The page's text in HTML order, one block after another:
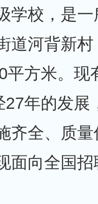
学校，是
道河背新
平方米。
年的发
齐全、质
面向全国